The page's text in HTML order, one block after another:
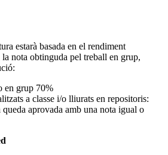
estarà basada en el rendiment
nota obtinguda pel treball en grup,
en grup 70%
a classe i/o lliurats en repositoris:
aprovada amb una nota igual o